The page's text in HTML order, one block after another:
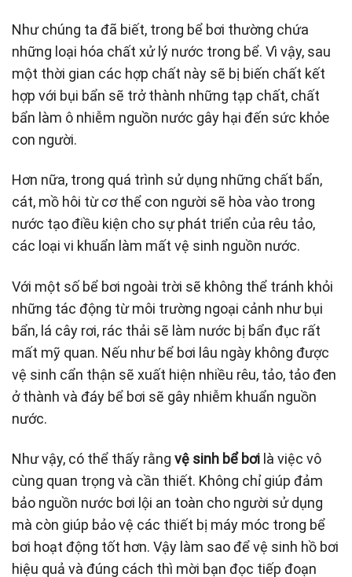
Như chúng ta đã biết, trong bể bơi thường chứa
những loại hóa chất xử lý nước trong bể. Vì vậy, sau
một thời gian các hợp chất này sẽ bị biến chất kết
hợp với bụi bẩn sẽ trở thành những tạp chất, chất
bẩn làm ô nhiễm nguồn nước gây hại đến sức khỏe
con người.
Hơn nữa, trong quá trình sử dụng những chất bẩn,
cát, mồ hôi từ cơ thể con người sẽ hòa vào trong
nước tạo điều kiện cho sự phát triển của rêu tảo,
các loại vi khuẩn làm mất vệ sinh nguồn nước.
Với một số bể bơi ngoài trời sẽ không thể tránh khỏi
những tác động từ môi trường ngoại cảnh như bụi
bẩn, lá cây rơi, rác thải sẽ làm nước bị bẩn đục rất
mất mỹ quan. Nếu như bể bơi lâu ngày không được
vệ sinh cẩn thận sẽ xuất hiện nhiều rêu, tảo, tảo đen
ở thành và đáy bể bơi sẽ gây nhiễm khuẩn nguồn
nước.
Như vậy, có thể thấy rằng vệ sinh bể bơi là việc vô
cùng quan trọng và cần thiết. Không chỉ giúp đảm
bảo nguồn nước bơi lội an toàn cho người sử dụng
mà còn giúp bảo vệ các thiết bị máy móc trong bể
bơi hoạt động tốt hơn. Vậy làm sao để vệ sinh hồ bơi
hiệu quả và đúng cách thì mời bạn đọc tiếp đoạn